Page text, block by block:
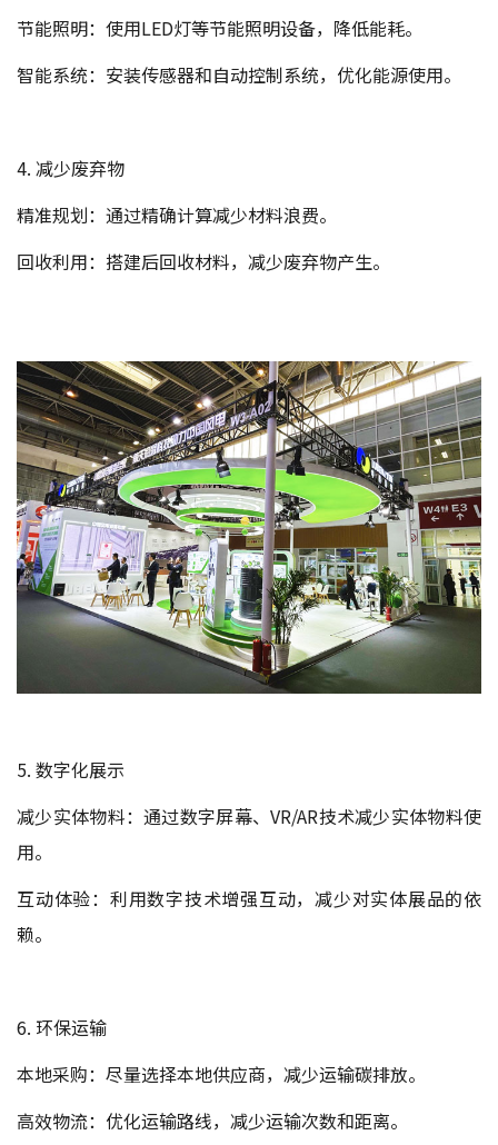
节能照明：使用LED灯等节能照明设备，降低能耗。
智能系统：安装传感器和自动控制系统，优化能源使用。
4. 减少废弃物
精准规划：通过精确计算减少材料浪费。
回收利用：搭建后回收材料，减少废弃物产生。
5. 数字化展示
减少实体物料：通过数字屏幕、VR/AR技术减少实体物料使
用。
互动体验：利用数字技术增强互动，减少对实体展品的依
赖。
6. 环保运输
本地采购：尽量选择本地供应商，减少运输碳排放。
高效物流：优化运输路线，减少运输次数和距离。